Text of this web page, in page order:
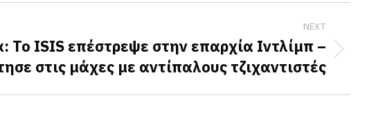
NEXT
Το ISIS επέστρεψε στην επαρχία Ιντλίμπ –
στις μάχες με αντίπαλους τζιχαντιστές